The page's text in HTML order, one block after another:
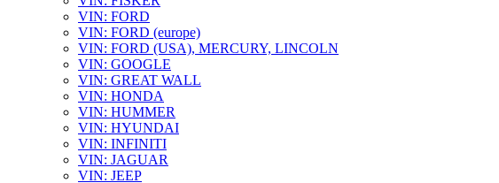
VIN: FORD
VIN: FORD (europe)
VIN: FORD (USA), MERCURY, LINCOLN
VIN: GOOGLE
VIN: GREAT WALL
VIN: HONDA
VIN: HUMMER
VIN: HYUNDAI
VIN: INFINITI
VIN: JAGUAR
VIN: JEEP